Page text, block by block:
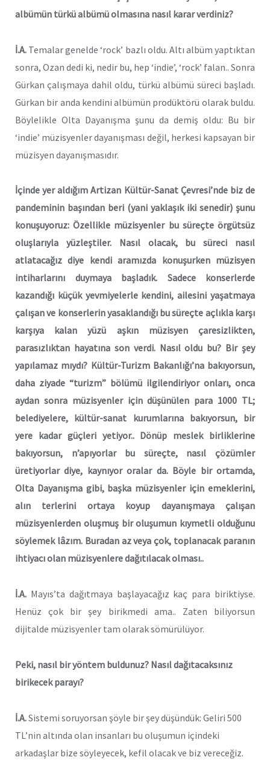
albümün türkü albümü olmasına nasıl karar verdiniz?
İ.A. Temalar genelde ‘rock’ bazlı oldu. Altı albüm yaptıktan
sonra, Ozan dedi ki, nedir bu, hep ‘indie’, ‘rock’ falan.. Sonra
Gürkan çalışmaya dahil oldu, türkü albümü süreci başladı.
Gürkan bir anda kendini albümün prodüktörü olarak buldu.
Böylelikle Olta Dayanışma şunu da demiş oldu: Bu bir
‘indie’ müzisyenler dayanışması değil, herkesi kapsayan bir
müzisyen dayanışmasıdır.
İçinde yer aldığım Artizan Kültür-Sanat Çevresi’nde biz de
pandeminin başından beri (yani yaklaşık iki senedir) şunu
konuşuyoruz: Özellikle müzisyenler bu süreçte örgütsüz
oluşlarıyla yüzleştiler. Nasıl olacak, bu süreci nasıl
atlatacağız diye kendi aramızda konuşurken müzisyen
intiharlarını duymaya başladık. Sadece konserlerde
kazandığı küçük yevmiyelerle kendini, ailesini yaşatmaya
çalışan ve konserlerin yasaklandığı bu süreçte açlıkla karşı
karşıya kalan yüzü aşkın müzisyen çaresizlikten,
parasızlıktan hayatına son verdi. Nasıl oldu bu? Bir şey
yapılamaz mıydı? Kültür-Turizm Bakanlığı’na bakıyorsun,
daha ziyade “turizm” bölümü ilgilendiriyor onları, onca
aydan sonra müzisyenler için düşünülen para 1000 TL;
belediyelere, kültür-sanat kurumlarına bakıyorsun, bir
yere kadar güçleri yetiyor.. Dönüp meslek birliklerine
bakıyorsun, n’apıyorlar bu süreçte, nasıl çözümler
üretiyorlar diye, kaynıyor oralar da. Böyle bir ortamda,
Olta Dayanışma gibi, başka müzisyenler için emeklerini,
alın terlerini ortaya koyup dayanışmaya çalışan
müzisyenlerden oluşmuş bir oluşumun kıymetli olduğunu
söylemek lâzım. Buradan az veya çok, toplanacak paranın
ihtiyacı olan müzisyenlere dağıtılacak olması..
İ.A. Mayıs’ta dağıtmaya başlayacağız kaç para biriktiyse.
Henüz çok bir şey birikmedi ama.. Zaten biliyorsun
dijitalde müzisyenler tam olarak sömürülüyor.
Peki, nasıl bir yöntem buldunuz? Nasıl dağıtacaksınız
birikecek parayı?
İ.A.Sistemi soruyorsan şöyle bir şey düşündük: Geliri 500
TL’nin altında olan insanları bu oluşumun içindeki
arkadaşlar bize söyleyecek, kefil olacak ve biz vereceğiz.